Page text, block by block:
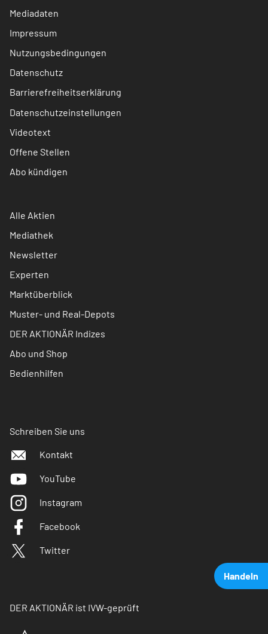
Handeln
Mediadaten
Impressum
Nutzungsbedingungen
Datenschutz
Barrierefreiheitserklärung
Datenschutzeinstellungen
Videotext
Offene Stellen
Abo kündigen
Alle Aktien
Mediathek
Newsletter
Experten
Marktüberblick
Muster- und Real-Depots
DER AKTIONÄR Indizes
Abo und Shop
Bedienhilfen
Schreiben Sie uns
Kontakt
YouTube
Instagram
Facebook
Twitter
DER AKTIONÄR ist IVW-geprüft